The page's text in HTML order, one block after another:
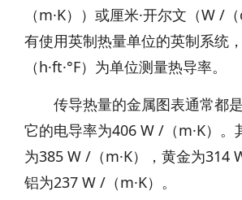
（m·K））或厘米·开尔文（W /
有使用英制热量单位的英制系统
（h·ft·°F）为单位测量热导率。
传导热量的金属图表通常都
它的电导率为406 W /（m·K）。
为385 W /（m·K），黄金为314
铝为237 W /（m·K）。